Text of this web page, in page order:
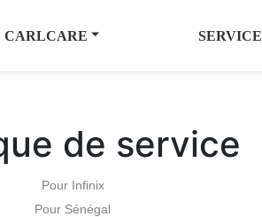
CARLCARE SERVICE
de service
Pour Infinix
Pour Sénégal